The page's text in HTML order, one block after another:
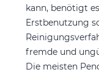
kann, benötigt
Erstbenutzung
fremde und
Die meisten